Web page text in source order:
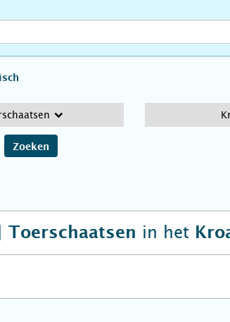
Zoeken
Toerschaatsen in het